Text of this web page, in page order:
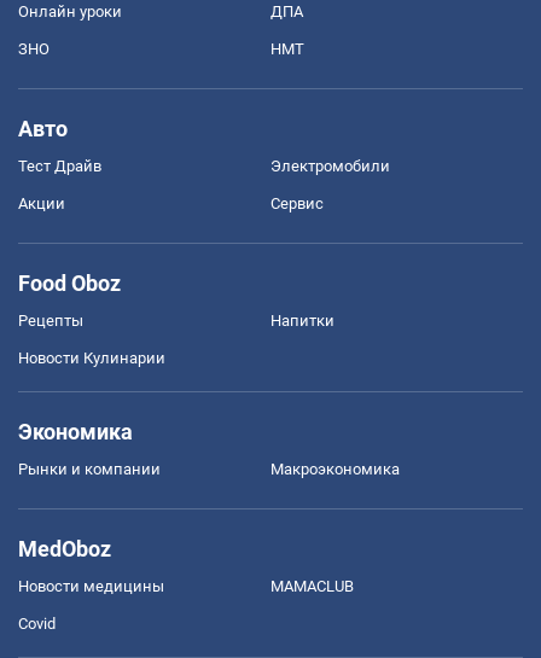
Онлайн уроки ДПА
ЗНО НМТ
Авто
Тест Драйв Электромобили
Акции Сервис
Food Oboz
Рецепты Напитки
Новости Кулинарии
Экономика
Рынки и компании Mакроэкономика
MedOboz
Новости медицины MAMACLUB
Covid